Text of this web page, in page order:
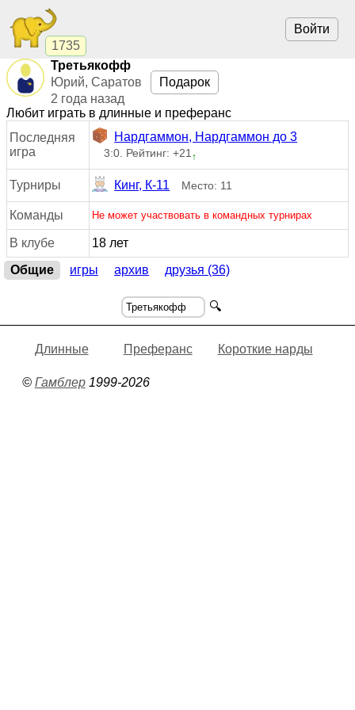
1735
Войти
Третьякофф
Юрий, Саратов
2 года назад
Подарок
Любит играть в длинные и преферанс
Последняя
игра
Нардгаммон, Нардгаммон до 3
3:0. Рейтинг: +21↑
Турниры Кинг, К-11 Место: 11
Команды Не может участвовать в командных турнирах
В клубе
18 лет
Общие
игры архив друзья (36)
🔍
Длинные Преферанс Короткие нарды
© Гамблер1999-2026